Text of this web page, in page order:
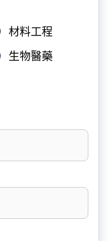
材料工程
生物醫藥